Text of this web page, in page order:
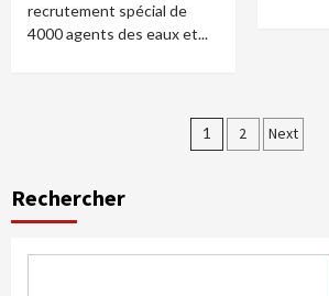
recrutement spécial de
4000 agents des eaux et...
Pagination
1 2 Next
Rechercher